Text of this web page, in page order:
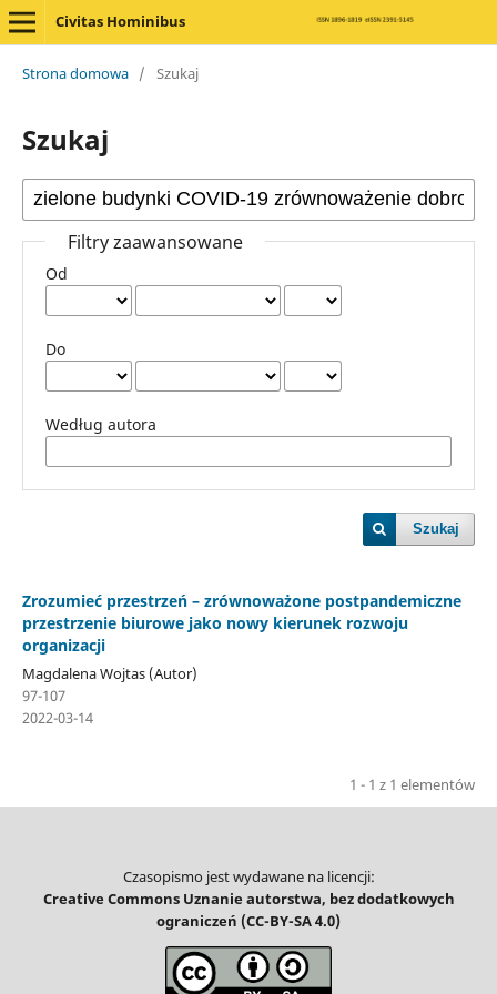
Civitas Hominibus
Strona domowa / Szukaj
Szukaj
Filtry zaawansowane
Od
Do
Według autora
Szukaj
Zrozumieć przestrzeń – zrównoważone postpandemiczne
przestrzenie biurowe jako nowy kierunek rozwoju
organizacji
Magdalena Wojtas (Autor)
97-107
2022-03-14
1 - 1 z 1 elementów
Czasopismo jest wydawane na licencji:
Creative Commons Uznanie autorstwa, bez dodatkowych
ograniczeń (CC-BY-SA 4.0)